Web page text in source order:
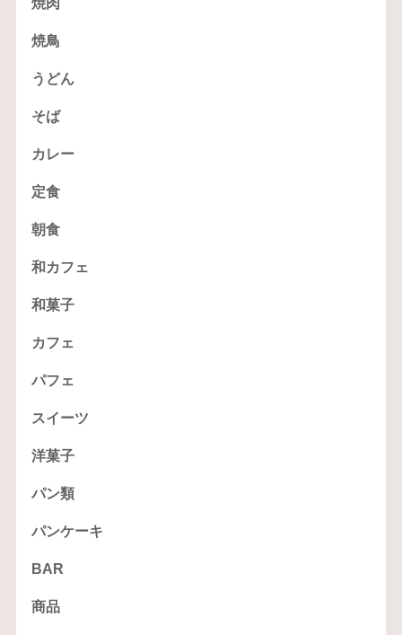
焼肉
焼鳥
うどん
そば
カレー
定食
朝食
和カフェ
和菓子
カフェ
パフェ
スイーツ
洋菓子
パン類
パンケーキ
BAR
商品